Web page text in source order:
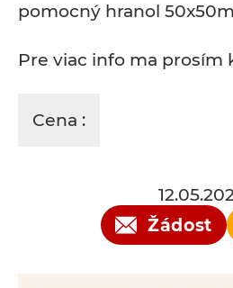
pomocný hranol
Pre viac info ma
Cena :
Žádost